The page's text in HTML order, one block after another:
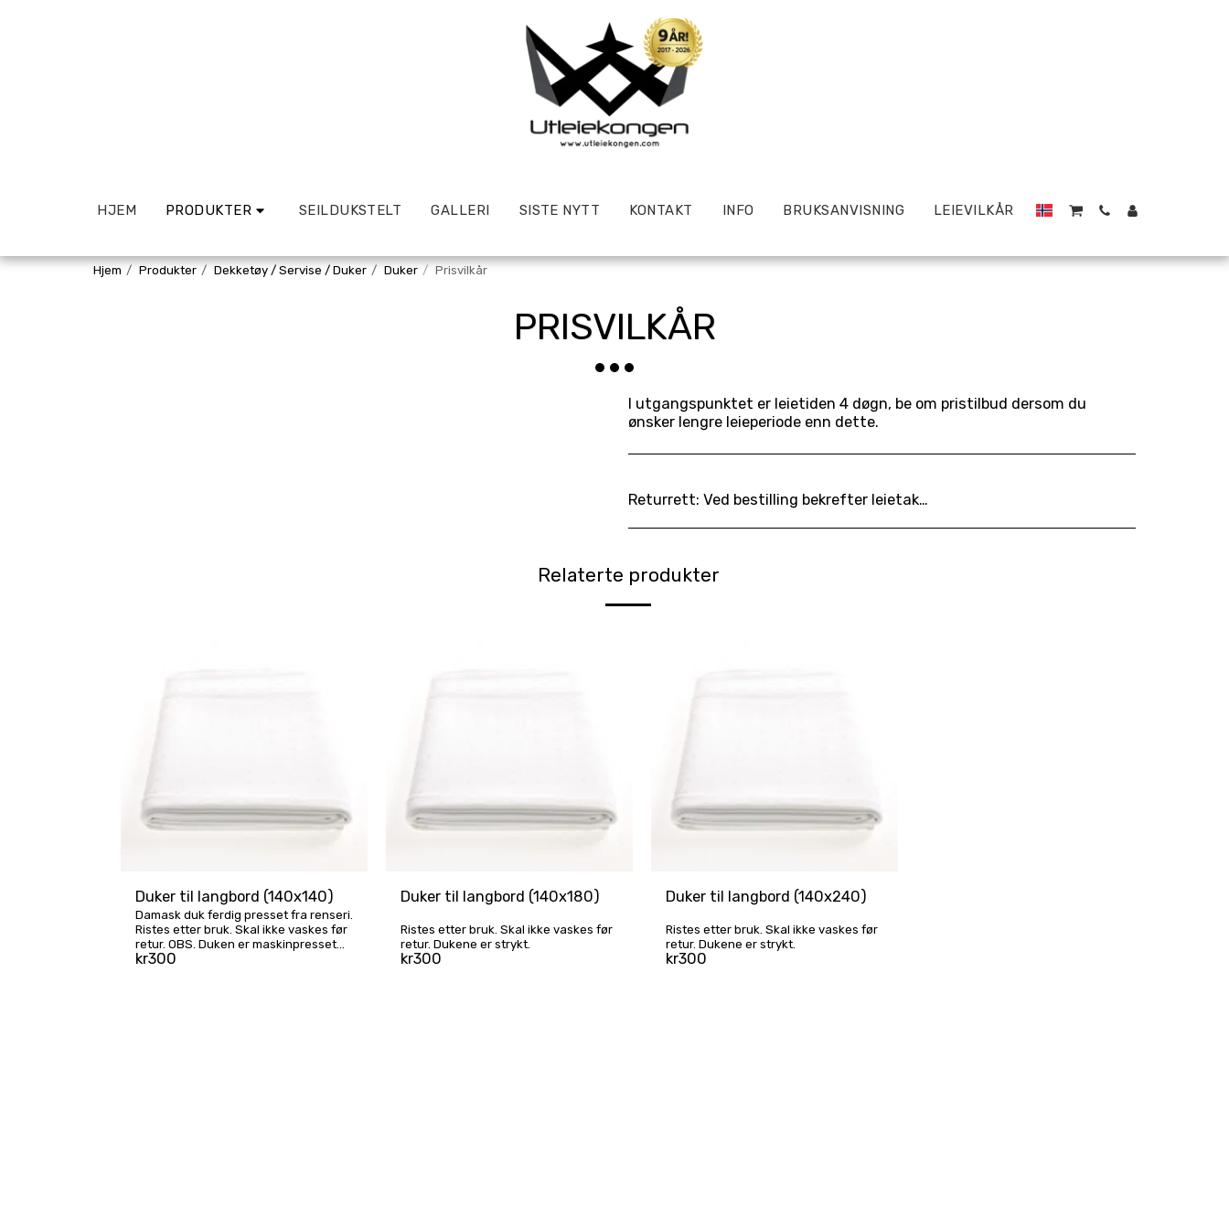
HJEM PRODUKTER SEILDUKSTELT GALLERI SISTE NYTT KONTAKT INFO BRUKSANVISNING LEIEVILKÅR
Hjem Produkter Dekketøy / Servise / Duker Duker Prisvilkår
PRISVILKÅR
I utgangspunktet er leietiden 4 døgn, be om pristilbud dersom du
ønsker lengre leieperiode enn dette.
Returrett: Ved bestilling bekrefter leietaker å ha lest og akseptert våre gjeldende leievilkår. Avtalen er bindende og vi henviser til våre avbestillingsfrister: https://www.utleiekongen.com/leievilk%C3%A5r
Relaterte produkter
Duker til langbord (140x140)
Damask duk ferdig presset fra renseri.
Ristes etter bruk. Skal ikke vaskes før
retur. OBS. Duken er maskinpresset
og ikke strøket så det vil være
kr300
Duker til langbord (140x180)
Ristes etter bruk. Skal ikke vaskes før
retur. Dukene er strykt.
kr300
Duker til langbord (140x240)
Ristes etter bruk. Skal ikke vaskes før
retur. Dukene er strykt.
kr300